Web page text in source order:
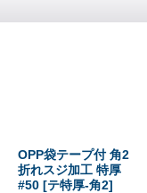
OPP袋テープ付 角2
折れスジ加工 特厚
#50 [テ特厚-角2]